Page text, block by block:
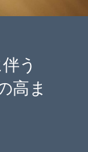
う
高ま